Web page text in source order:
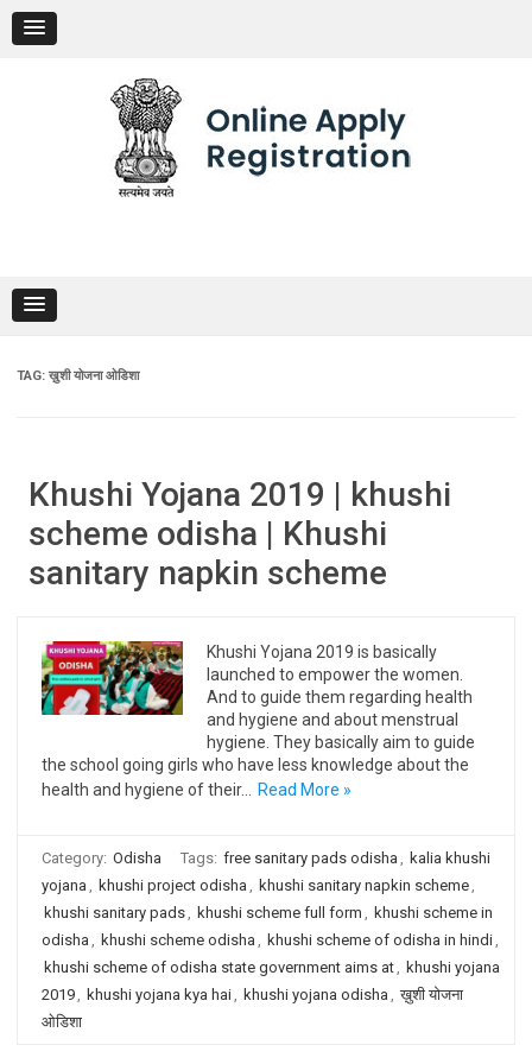
content
TAG: ख़ुशी योजना ओडिशा
Khushi Yojana 2019 | khushi
scheme odisha | Khushi
sanitary napkin scheme
Khushi Yojana 2019 is basically
launched to empower the women.
And to guide them regarding health
and hygiene and about menstrual
hygiene. They basically aim to guide
the school going girls who have less knowledge about the
health and hygiene of their…
Read More »
Category: Odisha Tags: free sanitary pads odisha , kalia khushi
yojana , khushi project odisha , khushi sanitary napkin scheme,
khushi sanitary pads, khushi scheme full form , khushi scheme in
odisha , khushi scheme odisha , khushi scheme of odisha in hindi,
khushi scheme of odisha state government aims at, khushi yojana
2019, khushi yojana kya hai, khushi yojana odisha , ख़ुशी योजना
ओडिशा